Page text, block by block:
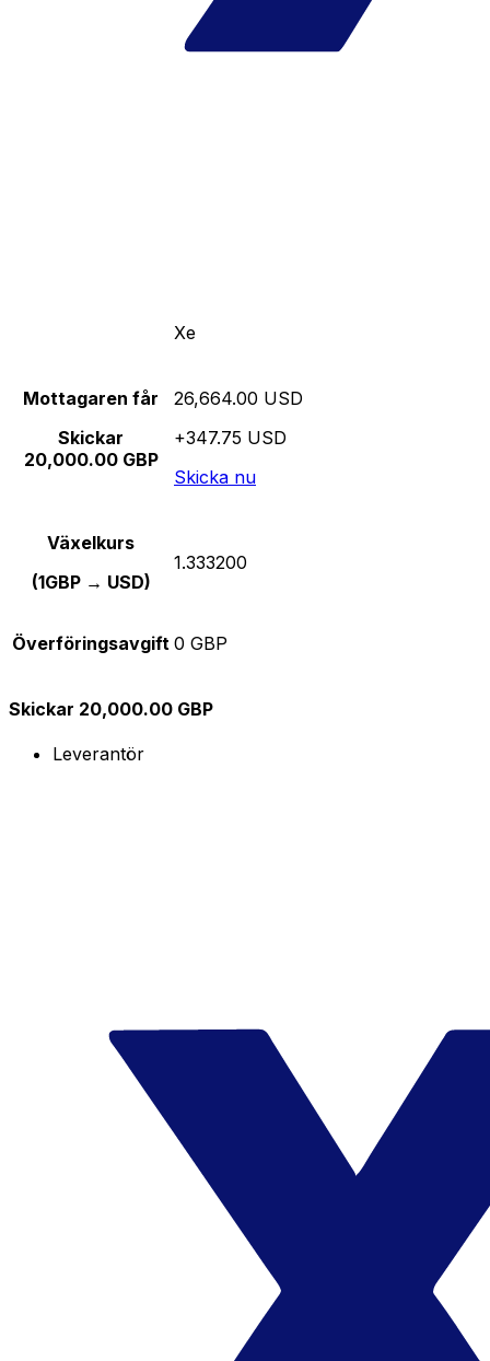
Xe
Mottagaren får
Skickar
20,000.00 GBP
26,664.00 USD
+347.75 USD
Skicka nu
Växelkurs
(1GBP → USD)
1.333200
Överföringsavgift 0 GBP
Skickar 20,000.00 GBP
Leverantör